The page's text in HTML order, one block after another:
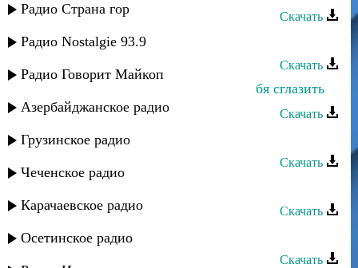
Радио Страна гор
Радио Nostalgie 93.9
Радио Говорит Майкоп
Азербайджанское радио
Грузинское радио
Чеченское радио
Карачаевское радио
Осетинское радио
Скачать
Зумруд Мусиева - Без тебя
Скачать
Альбина Казакмурзаева - Боюсь тебя сглазить
Скачать
Марианна - Жду тебя
Скачать
Скачать
Гуля - Ханская дочь
Скачать